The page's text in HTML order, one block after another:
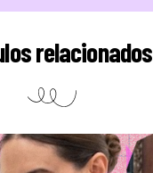
relacionados